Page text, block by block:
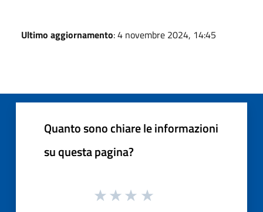
Ultimo aggiornamento: 4 novembre 2024, 14:45
Quanto sono chiare le informazioni
su questa pagina?